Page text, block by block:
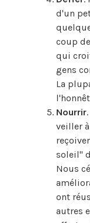
d'un
coup
qui
gens
La
Nourrir
veiller
soleil"
Nous
ont
autres